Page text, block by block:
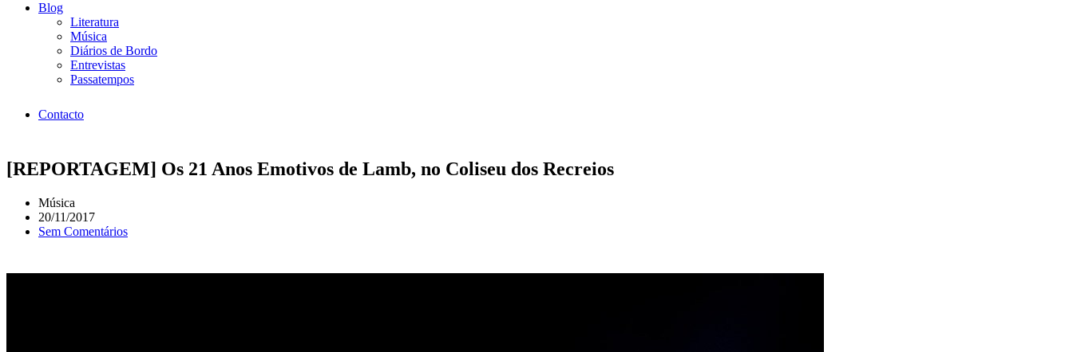
Blog
Literatura
Música
Diários de Bordo
Entrevistas
Passatempos
Contacto
[REPORTAGEM] Os 21 Anos Emotivos de Lamb, no Coliseu dos Recreios
Música
20/11/2017
Sem Comentários